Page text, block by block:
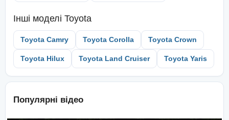
Інші моделі Toyota
Toyota Camry Toyota Corolla Toyota Crown
Toyota Hilux Toyota Land Cruiser Toyota Yaris
Популярні відео